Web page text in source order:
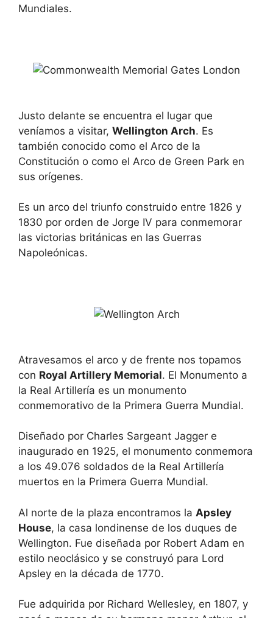
Mundiales.
Justo delante se encuentra el lugar que
veníamos a visitar, Wellington Arch. Es
también conocido como el Arco de la
Constitución o como el Arco de Green Park en
sus orígenes.
Es un arco del triunfo construido entre 1826 y
1830 por orden de Jorge IV para conmemorar
las victorias británicas en las Guerras
Napoleónicas.
Atravesamos el arco y de frente nos topamos
con Royal Artillery Memorial. El Monumento a
la Real Artillería es un monumento
conmemorativo de la Primera Guerra Mundial.
Diseñado por Charles Sargeant Jagger e
inaugurado en 1925, el monumento conmemora
a los 49.076 soldados de la Real Artillería
muertos en la Primera Guerra Mundial.
Al norte de la plaza encontramos la Apsley
House, la casa londinense de los duques de
Wellington. Fue diseñada por Robert Adam en
estilo neoclásico y se construyó para Lord
Apsley en la década de 1770.
Fue adquirida por Richard Wellesley, en 1807, y